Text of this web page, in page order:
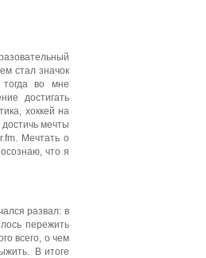
стал значок
во мне
достигать
хоккей на
мечты
Мечтать о
что я
развал: в
пережить
всего, о чем
В итоге